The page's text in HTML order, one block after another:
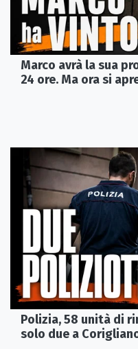
Marco avrà la sua
24 ore. Ma ora si
Polizia, 58 unità di
solo due a